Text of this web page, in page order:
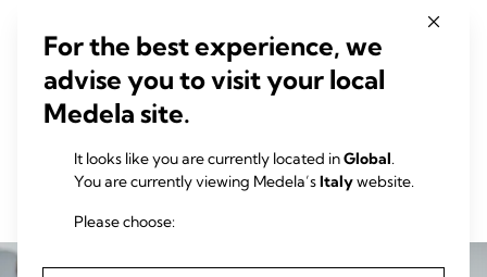
3.0
su
5
stelle.
recensioni
Leggi tutto
For the best experience, we
advise you to visit your local
Medela site.
It looks like you are currently located inGlobal.
You are currently viewing Medela’sItalywebsite.
Please choose: